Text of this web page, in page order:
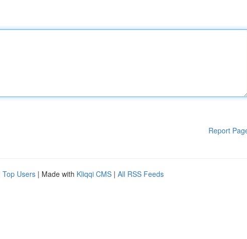
Report
Top Users | Made with Kliqqi CMS | All RSS Feeds